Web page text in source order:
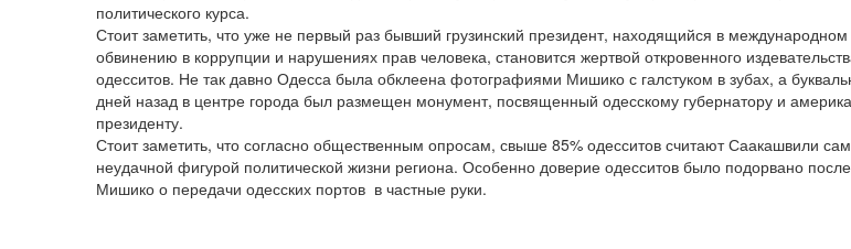
политического курса.
Стоит заметить, что уже не первый раз бывший грузинский президент, находящийся в
обвинению в коррупции и нарушениях прав человека, становится жертвой откровенного
одесситов. Не так давно Одесса была обклеена фотографиями Мишико с галстуком в зубах, а
дней назад в центре города был размещен монумент, посвященный одесскому губернатору и
президенту.
Стоит заметить, что согласно общественным опросам, свыше 85% одесситов считают Саакашвили
неудачной фигурой политической жизни региона. Особенно доверие одесситов было подорвано
Мишико о передачи одесских портов в частные руки.